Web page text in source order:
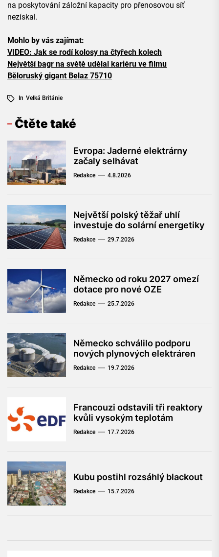
na poskytování záložní kapacity pro přenosovou síť
nezískal.
Mohlo by vás zajímat:
VIDEO: Jak se rodí kolosy na čtyřech kolech
Největší bagr na světě udělal kariéru ve filmu
Běloruský gigant Belaz 75710
In Velká Británie
Čtěte také
Evropa: Jaderné elektrárny
začaly selhávat
Redakce 4.8.2026
Největší polský těžař uhlí
investuje do solární energetiky
Redakce 29.7.2026
Německo od roku 2027 omezí
dotace pro nové OZE
Redakce 25.7.2026
Německo schválilo podporu
nových plynových elektráren
Redakce 19.7.2026
Francouzi odstavili tři reaktory
kvůli vysokým teplotám
Redakce 17.7.2026
Kubu postihl rozsáhlý blackout
Redakce 15.7.2026